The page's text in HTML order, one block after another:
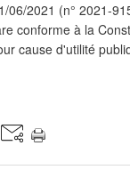
06/2021 (n° 2021-
conforme à la
cause d'utilité